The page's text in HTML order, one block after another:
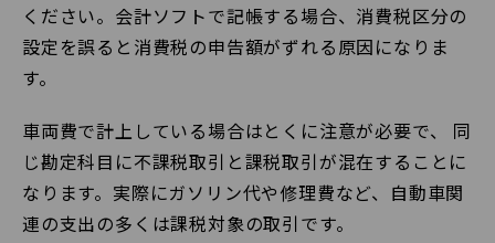
ください。会計ソフトで記帳する場合、消費税区分の
設定を誤ると消費税の申告額がずれる原因になりま
す。
車両費で計上している場合はとくに注意が必要で、 同
じ勘定科目に不課税取引と課税取引が混在することに
なります。実際にガソリン代や修理費など、自動車関
連の支出の多くは課税対象の取引です。